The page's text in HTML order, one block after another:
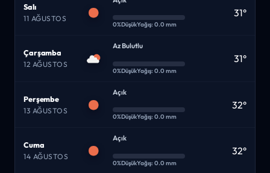
Salı
11 AĞUSTOS
0%DüşükYağış: 0.0 mm
31°
Çarşamba
12 AĞUSTOS
Az Bulutlu
0%DüşükYağış: 0.0 mm
31°
Perşembe
13 AĞUSTOS
Açık
0%DüşükYağış: 0.0 mm
32°
Cuma
14 AĞUSTOS
Açık
0%DüşükYağış: 0.0 mm
32°